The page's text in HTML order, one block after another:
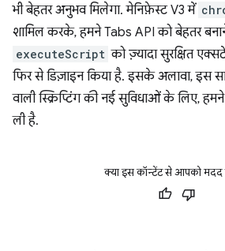
भी बेहतर अनुभव मिलेगा. मेनिफ़ेस्ट V3 में
शामिल करके, हमने Tabs API को बेहतर
executeScript को ज़्यादा सुरक्षित
फिर से डिज़ाइन किया है. इसके अलावा,
वाली स्क्रिप्टिंग की नई सुविधाओं के लिए, हमने
ली है.
क्या इस कॉन्टेंट से आपको मदद